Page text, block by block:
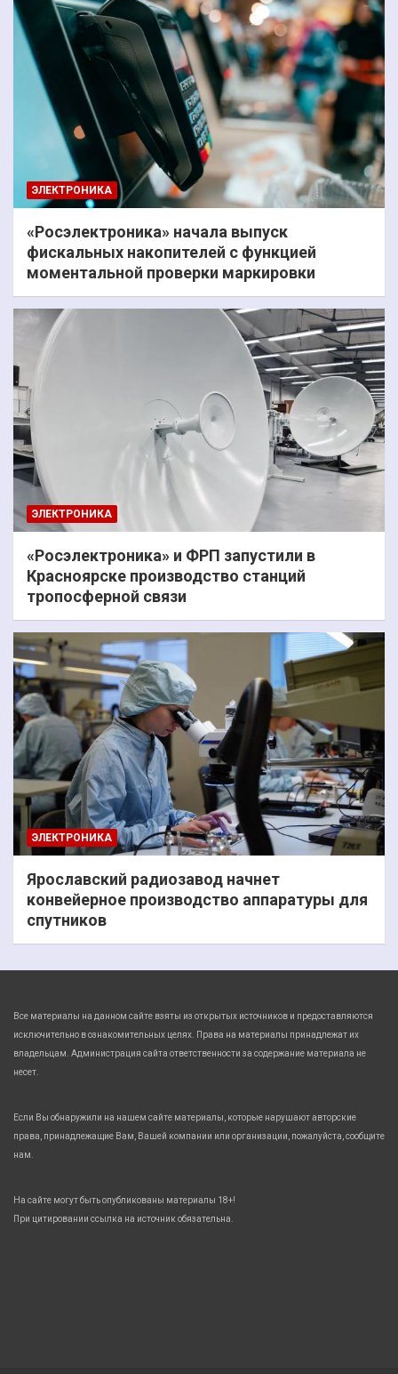
ЭЛЕКТРОНИКА
«Росэлектроника» начала выпуск
фискальных накопителей с функцией
моментальной проверки маркировки
ЭЛЕКТРОНИКА
«Росэлектроника» и ФРП запустили в
Красноярске производство станций
тропосферной связи
ЭЛЕКТРОНИКА
Ярославский радиозавод начнет
конвейерное производство аппаратуры для
спутников
Все материалы на данном сайте взяты из открытых источников и предоставляются
исключительно в ознакомительных целях. Права на материалы принадлежат их
владельцам. Администрация сайта ответственности за содержание материала не
несет.
Если Вы обнаружили на нашем сайте материалы, которые нарушают авторские
права, принадлежащие Вам, Вашей компании или организации, пожалуйста, сообщите
нам.
На сайте могут быть опубликованы материалы 18+!
При цитировании ссылка на источник обязательна.